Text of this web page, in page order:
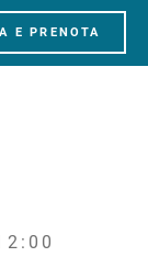
E PRENOTA